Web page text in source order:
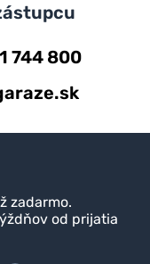
744 800
zadarmo.
od prijatia